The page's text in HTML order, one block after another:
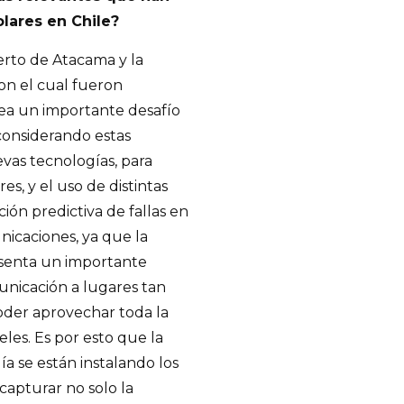
en Chile?
de Atacama y la
el cual fueron
un importante desafío
estas
tecnologías, para
y el uso de distintas
predictiva de fallas en
ya que la
un importante
a lugares tan
aprovechar toda la
Es por esto que la
se están instalando los
no solo la